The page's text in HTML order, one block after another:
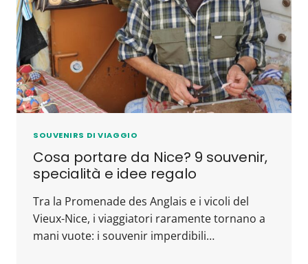
SOUVENIRS DI VIAGGIO
Cosa portare da Nice? 9 souvenir,
specialità e idee regalo
Tra la Promenade des Anglais e i vicoli del
Vieux-Nice, i viaggiatori raramente tornano a
mani vuote: i souvenir imperdibili…